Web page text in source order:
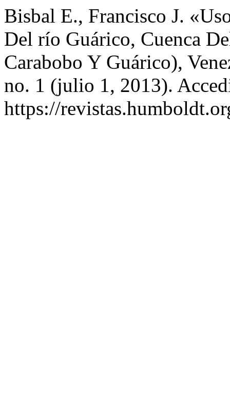
Bisbal E., Francisco J.
Del río Guárico, Cuenca
Carabobo Y Guárico),
no. 1 (julio 1, 2013).
https://